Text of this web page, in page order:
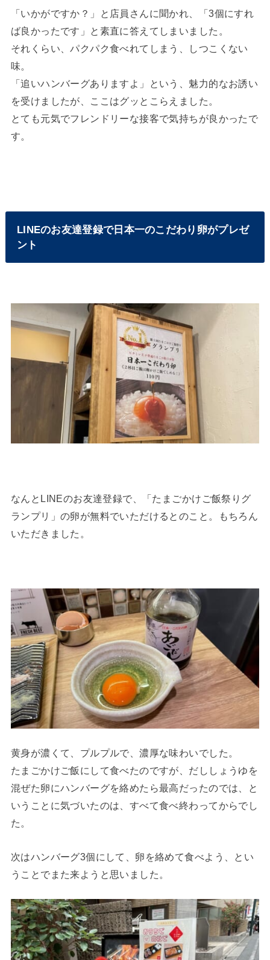
「いかがですか？」と店員さんに聞かれ、「3個にすれ
ば良かったです」と素直に答えてしまいました。
それくらい、パクパク食べれてしまう、しつこくない
味。
「追いハンバーグありますよ」という、魅力的なお誘い
を受けましたが、ここはグッとこらえました。
とても元気でフレンドリーな接客で気持ちが良かったで
す。
LINEのお友達登録で日本一のこだわり卵がプレゼ
ント
なんとLINEのお友達登録で、「たまごかけご飯祭りグ
ランプリ」の卵が無料でいただけるとのこと。もちろん
いただきました。
黄身が濃くて、プルプルで、濃厚な味わいでした。
たまごかけご飯にして食べたのですが、だししょうゆを
混ぜた卵にハンバーグを絡めたら最高だったのでは、と
いうことに気づいたのは、すべて食べ終わってからでし
た。
次はハンバーグ3個にして、卵を絡めて食べよう、とい
うことでまた来ようと思いました。